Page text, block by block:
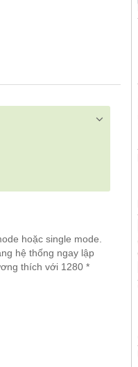
hoặc single mode.
hệ thống ngay lập
thích với 1280 *